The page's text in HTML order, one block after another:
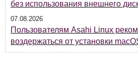
без использования внешнего
07.08.2026
Пользователям Asahi Linux
воздержаться от установки